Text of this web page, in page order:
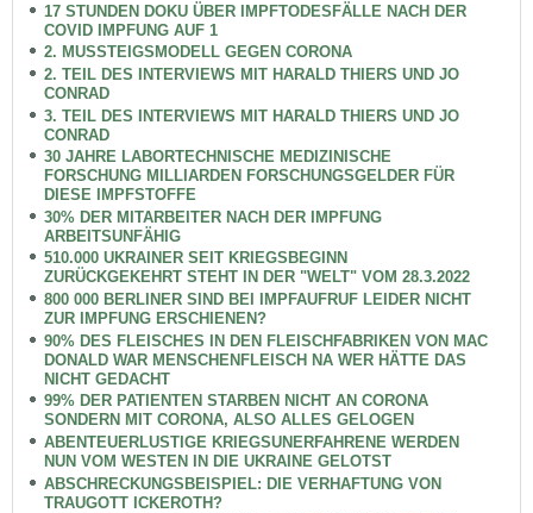
17 STUNDEN DOKU ÜBER IMPFTODESFÄLLE NACH DER
COVID IMPFUNG AUF 1
2. MUSSTEIGSMODELL GEGEN CORONA
2. TEIL DES INTERVIEWS MIT HARALD THIERS UND JO
CONRAD
3. TEIL DES INTERVIEWS MIT HARALD THIERS UND JO
CONRAD
30 JAHRE LABORTECHNISCHE MEDIZINISCHE
FORSCHUNG MILLIARDEN FORSCHUNGSGELDER FÜR
DIESE IMPFSTOFFE
30% DER MITARBEITER NACH DER IMPFUNG
ARBEITSUNFÄHIG
510.000 UKRAINER SEIT KRIEGSBEGINN
ZURÜCKGEKEHRT STEHT IN DER "WELT" VOM 28.3.2022
800 000 BERLINER SIND BEI IMPFAUFRUF LEIDER NICHT
ZUR IMPFUNG ERSCHIENEN?
90% DES FLEISCHES IN DEN FLEISCHFABRIKEN VON MAC
DONALD WAR MENSCHENFLEISCH NA WER HÄTTE DAS
NICHT GEDACHT
99% DER PATIENTEN STARBEN NICHT AN CORONA
SONDERN MIT CORONA, ALSO ALLES GELOGEN
ABENTEUERLUSTIGE KRIEGSUNERFAHRENE WERDEN
NUN VOM WESTEN IN DIE UKRAINE GELOTST
ABSCHRECKUNGSBEISPIEL: DIE VERHAFTUNG VON
TRAUGOTT ICKEROTH?